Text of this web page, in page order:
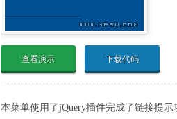
查看演示 下载代码
本菜单使用了jQuery插件完成了链接提